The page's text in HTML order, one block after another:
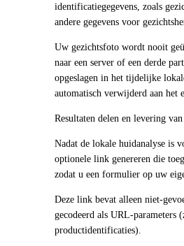
identificatiegegevens, zoals
andere gegevens voor
Uw gezichtsfoto wordt nooit
naar een server of een derde
opgeslagen in het tijdelijke
automatisch verwijderd aan het
Resultaten delen en levering
Nadat de lokale huidanalyse is
optionele link genereren die
zodat u een formulier op uw
Deze link bevat alleen niet-
gecodeerd als URL-parameters
productidentificaties).